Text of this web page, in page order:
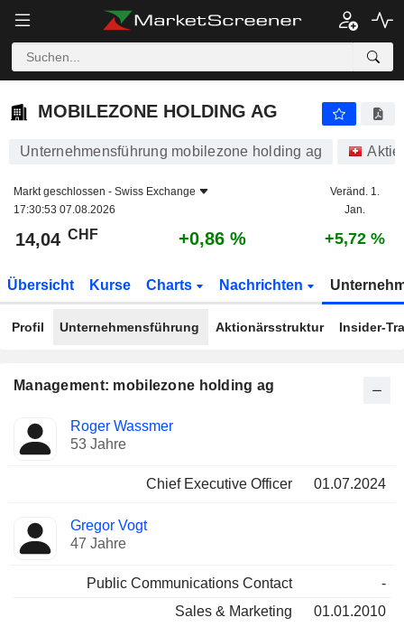
MOBILEZONE HOLDING AG
Unternehmensführung mobilezone holding ag
Markt geschlossen - Swiss Exchange
17:30:53 07.08.2026
Veränd. 1.
Jan.
14,04 CHF +0,86 % +5,72 %
Übersicht Kurse Charts Nachrichten
Profil Unternehmensführung Aktionärsstruktur Insider-
Management: mobilezone holding ag
Manager
Besetzte
Positionen
Roger Wassmer
53 Jahre
Chief Executive Officer 01.07.2024
Gregor Vogt
47 Jahre
Public Communications Contact
-
Sales & Marketing
01.01.2010